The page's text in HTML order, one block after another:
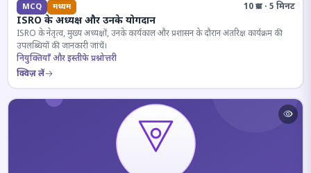
MCQ मध्यम 10 प्रश्न · 5 मिनट
ISRO के अध्यक्ष और उनके योगदान
ISRO के नेतृत्व, मुख्य अध्यक्षों, उनके कार्यकाल और प्रशासन के दौरान अंतरिक्ष कार्यक्रम की
उपलब्धियों की जानकारी जांचें।
नियुक्तियाँ और इस्तीफे प्रश्नोत्तरी
क्विज़ लें